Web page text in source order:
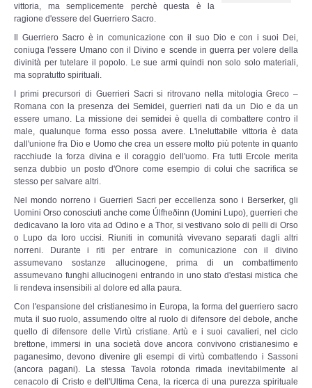
La nostra storia
Leggende e Feste
Strade d'Europa
Saggi e Testi
Recensioni letterarie
Abecedarium
Mito e Poesia
I CADUTI
DOCUMENTI
Documenti 1900 - 1940
vittoria, ma semplicemente perchè questa è la
ragione d'essere del Guerriero Sacro.
Il Guerriero Sacro è in comunicazione con il suo Dio e con i suoi Dei,
coniuga l'essere Umano con il Divino e scende in guerra per volere della
divinità per tutelare il popolo. Le sue armi quindi non solo solo materiali,
ma sopratutto spirituali.
I primi precursori di Guerrieri Sacri si ritrovano nella mitologia Greco –
Romana con la presenza dei Semidei, guerrieri nati da un Dio e da un
essere umano. La missione dei semidei è quella di combattere contro il
male, qualunque forma esso possa avere. L'ineluttabile vittoria è data
dall'unione fra Dio e Uomo che crea un essere molto più potente in quanto
racchiude la forza divina e il coraggio dell'uomo. Fra tutti Ercole merita
senza dubbio un posto d'Onore come esempio di colui che sacrifica se
stesso per salvare altri.
Nel mondo norreno i Guerrieri Sacri per eccellenza sono i Berserker, gli
Uomini Orso conosciuti anche come Úlfheðinn (Uomini Lupo), guerrieri che
dedicavano la loro vita ad Odino e a Thor, si vestivano solo di pelli di Orso
o Lupo da loro uccisi. Riuniti in comunità vivevano separati dagli altri
norreni. Durante i riti per entrare in comunicazione con il divino
assumevano sostanze allucinogene, prima di un combattimento
assumevano funghi allucinogeni entrando in uno stato d'estasi mistica che
li rendeva insensibili al dolore ed alla paura.
Con l'espansione del cristianesimo in Europa, la forma del guerriero sacro
muta il suo ruolo, assumendo oltre al ruolo di difensore del debole, anche
quello di difensore delle Virtù cristiane. Artù e i suoi cavalieri, nel ciclo
brettone, immersi in una società dove ancora convivono cristianesimo e
paganesimo, devono divenire gli esempi di virtù combattendo i Sassoni
(ancora pagani). La stessa Tavola rotonda rimada inevitabilmente al
cenacolo di Cristo e dell'Ultima Cena, la ricerca di una purezza spirituale